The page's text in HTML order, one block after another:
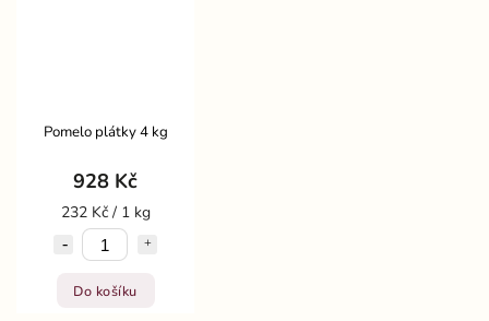
Pomelo plátky 4 kg
928 Kč
232 Kč / 1 kg
Do košíku